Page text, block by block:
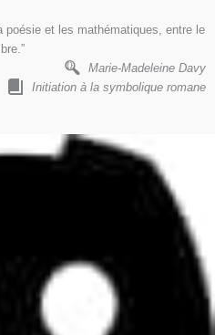
poésie et les mathématiques, entre le
Marie-Madeleine Davy
Initiation à la symbolique romane